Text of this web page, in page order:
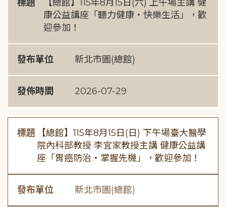
標題
【總館】115年8月15日(六) 上午場主講 健
康公益講座「聽力健康・快樂生活」，歡
迎參加！
發布單位 新北市圖(總館)
發佈時間 2026-07-29
標題
【總館】115年8月15日(日) 下午場臺大醫學
院內科部教授 李宜家教授主講 健康公益講
座「胃癌防治・掌握先機」，歡迎參加！
發布單位 新北市圖(總館)